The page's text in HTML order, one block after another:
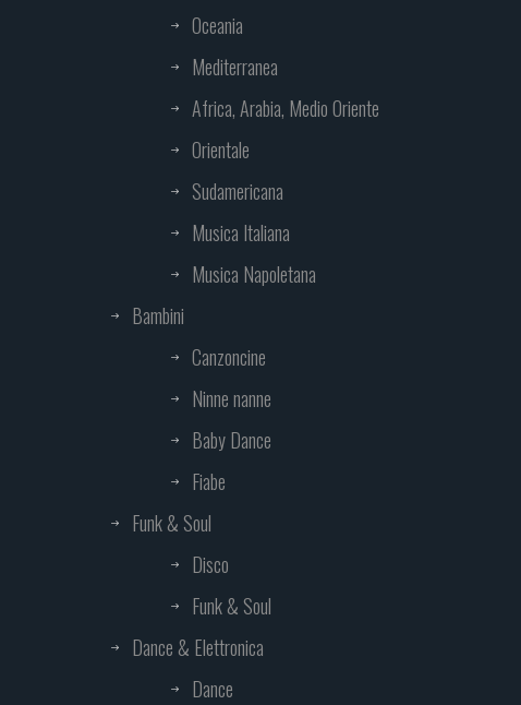
Oceania
Mediterranea
Africa, Arabia, Medio Oriente
Orientale
Sudamericana
Musica Italiana
Musica Napoletana
Bambini
Canzoncine
Ninne nanne
Baby Dance
Fiabe
Funk & Soul
Disco
Funk & Soul
Dance & Elettronica
Dance